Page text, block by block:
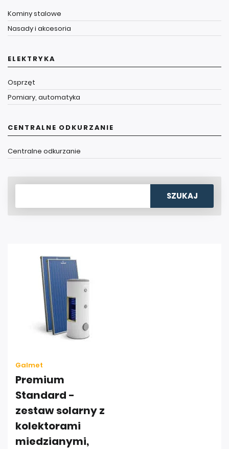
Kominy stalowe
Nasady i akcesoria
ELEKTRYKA
Osprzęt
Pomiary, automatyka
CENTRALNE ODKURZANIE
Centralne odkurzanie
Galmet
Premium
Standard -
zestaw solarny z
kolektorami
miedzianymi,